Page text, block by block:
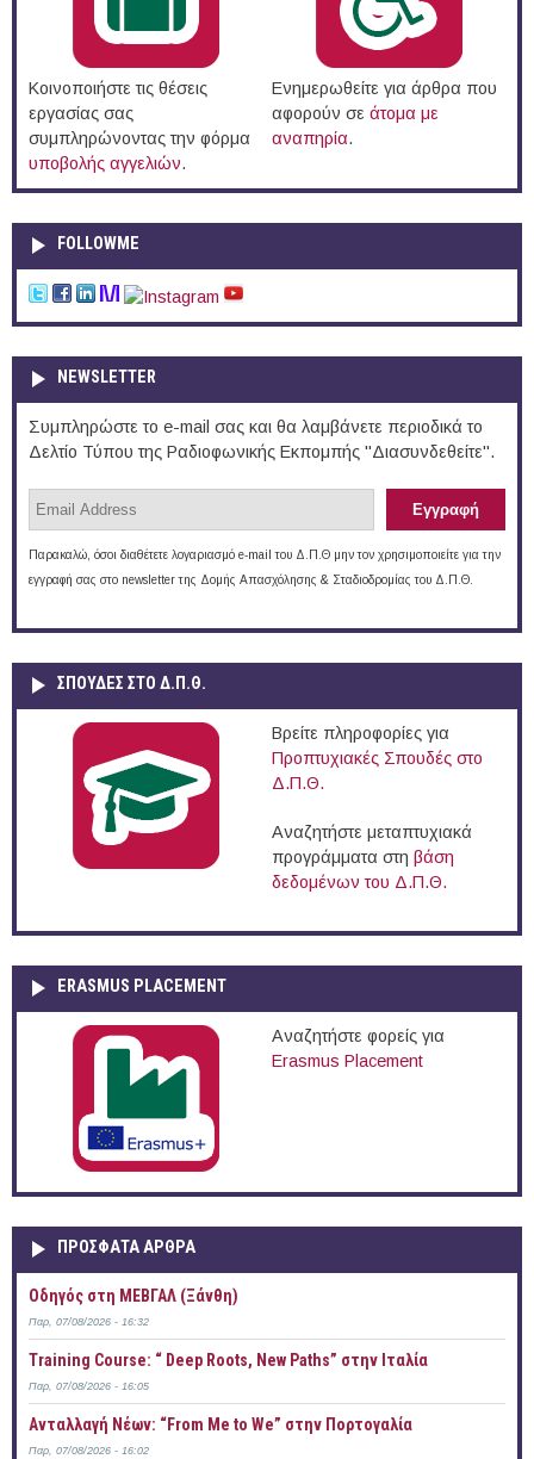
Κοινοποιήστε τις θέσεις
εργασίας σας
συμπληρώνοντας την φόρμα
υποβολής αγγελιών.
Ενημερωθείτε για άρθρα που
αφορούν σε άτομα με
αναπηρία.
FOLLOWME
NEWSLETTER
Συμπληρώστε το e-mail σας και θα λαμβάνετε περιοδικά το
Δελτίο Τύπου της Ραδιοφωνικής Εκπομπής "Διασυνδεθείτε".
Παρακαλώ, όσοι διαθέτετε λογαριασμό e-mail του Δ.Π.Θ μην τον χρησιμοποιείτε για την
εγγραφή σας στο newsletter της Δομής Απασχόλησης & Σταδιοδρομίας του Δ.Π.Θ.
ΣΠΟΥΔΈΣ ΣΤΟ Δ.Π.Θ.
Βρείτε πληροφορίες για
Προπτυχιακές Σπουδές στο
Δ.Π.Θ.
Αναζητήστε μεταπτυχιακά
προγράμματα στη βάση
δεδομένων του Δ.Π.Θ.
ERASMUS PLACEMENT
Αναζητήστε φορείς για
Erasmus Placement
ΠΡOΣΦΑΤΑ AΡΘΡΑ
Οδηγός στη ΜΕΒΓΑΛ (Ξάνθη)
Παρ, 07/08/2026 - 16:32
Training Course: “ Deep Roots, New Paths” στην Ιταλία
Παρ, 07/08/2026 - 16:05
Ανταλλαγή Νέων: “From Me to We” στην Πορτογαλία
Παρ, 07/08/2026 - 16:02